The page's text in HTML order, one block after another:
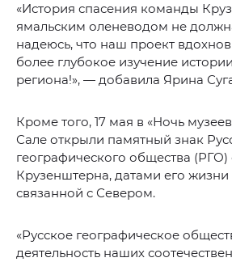
«История спасения команды
ямальским оленеводом не
надеюсь, что наш проект
более глубокое изучение
региона!», — добавила Ярина
Кроме того, 17 мая в «Ночь
Сале открыли памятный знак
географического общества
Крузенштерна, датами его жизни
связанной с Севером.
«Русское географическое
деятельность наших